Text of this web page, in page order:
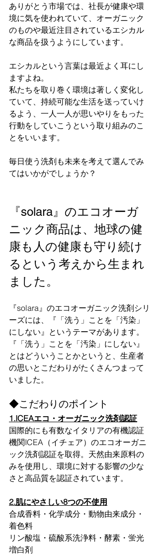
ありがとう市場では、社長が健康や環
境に気を使われていて、オーガニック
のものや最近注目されているエシカル
な商品を扱うようにしています。
エシカルという言葉は最近よく耳にし
ますよね。
私たちを取り巻く環境は著しく変化し
ていて、持続可能な生活を送っていけ
るよう、一人一人が思いやりをもった
行動をしていこうという取り組みのこ
とをいいます。
毎日使う洗剤も未来を考えて選んでみ
てはいかがでしょうか？
『solara』のエコオーガ
ニック商品は、地球の健
康も人の健康も守り続け
るという考えから生まれ
ました。
『solara』のエコオーガニック洗剤シリ
ーズには、『「洗う」ことを「汚染」
にしない』というテーマがあります。
『「洗う」ことを「汚染」にしない』
とはどういうことかというと、生産者
の思いとこだわりがたくさんつまって
いました。
◆こだわりのポイント
1.ICEAエコ・オーガニック洗剤認証
国際的にも有数なイタリアの有機認証
機関ICEA（イチェア）のエコオーガニ
ック洗剤認証を取得。天然由来原料の
みを使用し、環境に対する影響の少な
さと高品質を認証されています。
2.肌にやさしい8つの不使用
合成香料・化学成分・動物由来成分・
着色料
リン酸塩・硫酸系洗浄料・酵素・蛍光
増白剤